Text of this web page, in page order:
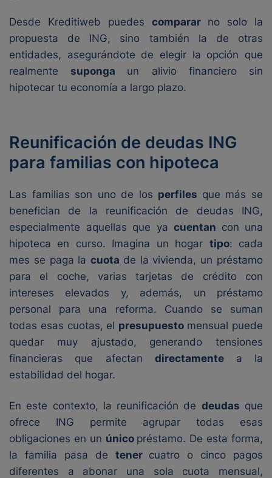
Desde Kreditiweb puedes comparar no solo la
propuesta de ING, sino también la de otras
entidades, asegurándote de elegir la opción que
realmente suponga un alivio financiero sin
hipotecar tu economía a largo plazo.
Reunificación de deudas ING
para familias con hipoteca
Las familias son uno de los perfiles que más se
benefician de la reunificación de deudas ING,
especialmente aquellas que ya cuentan con una
hipoteca en curso. Imagina un hogar tipo: cada
mes se paga lacuota de la vivienda, un préstamo
para el coche, varias tarjetas de crédito con
intereses elevados y, además, un préstamo
personal para una reforma. Cuando se suman
todas esas cuotas, el presupuesto mensual puede
quedar muy ajustado, generando tensiones
financieras que afectandirectamente a la
estabilidad del hogar.
En este contexto, la reunificación de deudas que
ofrece ING permite agrupar todas esas
obligaciones en un único préstamo. De esta forma,
la familia pasa de tener cuatro o cinco pagos
diferentes a abonar una sola cuota mensual,